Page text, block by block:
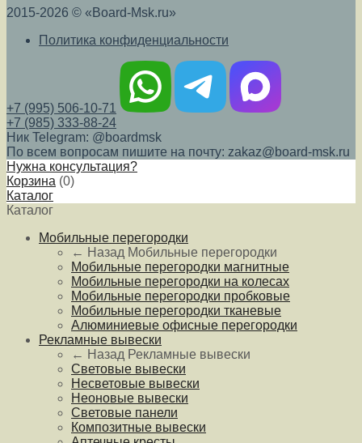
2015-2026 © «Board-Msk.ru»
Политика конфиденциальности
+7 (995) 506-10-71
+7 (985) 333-88-24
Ник Telegram: @boardmsk
По всем вопросам пишите на почту: zakaz@board-msk.ru
Нужна консультация?
Корзина (0)
Каталог
Каталог
Мобильные перегородки
← Назад Мобильные перегородки
Мобильные перегородки магнитные
Мобильные перегородки на колесах
Мобильные перегородки пробковые
Мобильные перегородки тканевые
Алюминиевые офисные перегородки
Рекламные вывески
← Назад Рекламные вывески
Световые вывески
Несветовые вывески
Неоновые вывески
Световые панели
Композитные вывески